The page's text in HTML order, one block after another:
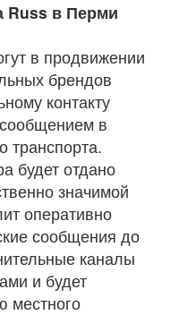
Russ в Перми
в продвижении
брендов
контакту
в
транспорта.
будет отдано
значимой
оперативно
сообщения до
каналы
и будет
местного